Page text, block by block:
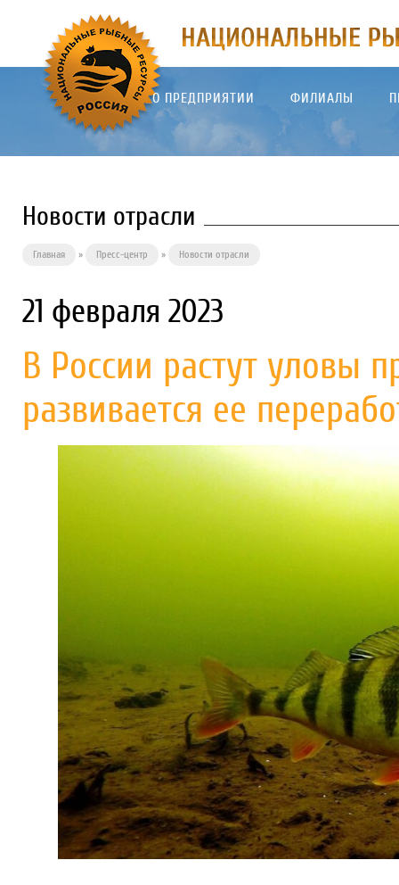
О ПРЕДПРИЯТИИ ФИЛИАЛЫ
Новости отрасли
Главная » Пресс-центр » Новости отрасли
21 февраля 2023
В России растут уловы
развивается ее